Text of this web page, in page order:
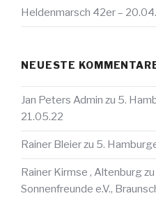
Heldenmarsch 42er –
NEUESTE
Jan Peters Admin zu 5.
21.05.22
Rainer Bleierzu 5.
Rainer Kirmse , Altenburgzu
Sonnenfreunde e.V.,